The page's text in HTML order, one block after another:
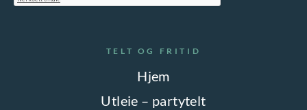
TELT OG FRITID
Hjem
Utleie – partytelt